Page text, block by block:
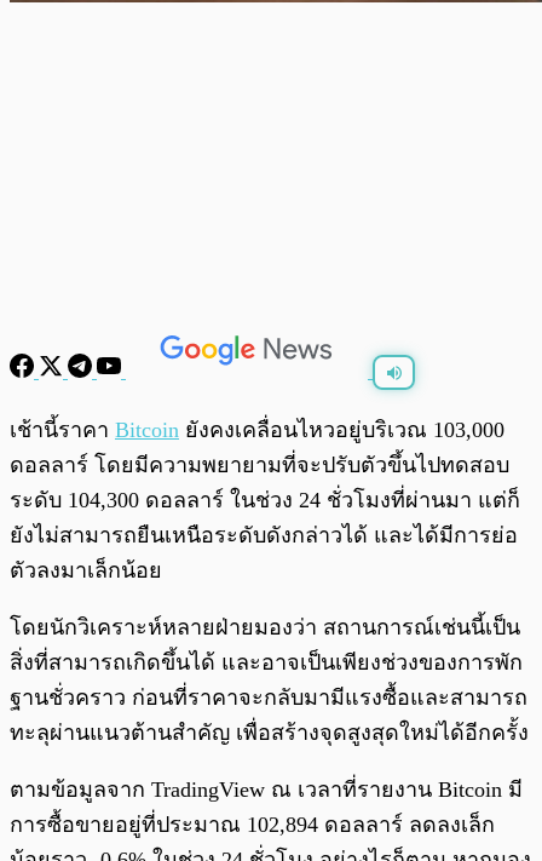
เช้านี้ราคา Bitcoin ยังคงเคลื่อนไหวอยู่บริเวณ 103,000
ดอลลาร์ โดยมีความพยายามที่จะปรับตัวขึ้นไปทดสอบ
ระดับ 104,300 ดอลลาร์ ในช่วง 24 ชั่วโมงที่ผ่านมา แต่ก็
ยังไม่สามารถยืนเหนือระดับดังกล่าวได้ และได้มีการย่อ
ตัวลงมาเล็กน้อย
โดยนักวิเคราะห์หลายฝ่ายมองว่า สถานการณ์เช่นนี้เป็น
สิ่งที่สามารถเกิดขึ้นได้ และอาจเป็นเพียงช่วงของการพัก
ฐานชั่วคราว ก่อนที่ราคาจะกลับมามีแรงซื้อและสามารถ
ทะลุผ่านแนวต้านสำคัญ เพื่อสร้างจุดสูงสุดใหม่ได้อีกครั้ง
ตามข้อมูลจาก TradingView ณ เวลาที่รายงาน Bitcoin มี
การซื้อขายอยู่ที่ประมาณ 102,894 ดอลลาร์ ลดลงเล็ก